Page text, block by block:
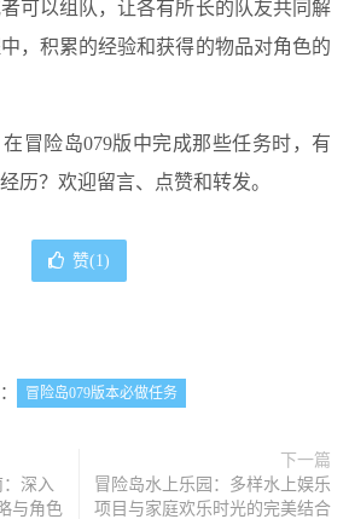
可以组队，让各有所长的队友共同解
，积累的经验和获得的物品对角色的
冒险岛079版中完成那些任务时，有
历？欢迎留言、点赞和转发。
赞(1 )
冒险岛079版本必做任务
深入
与角色
下一篇
冒险岛水上乐园：多样水上娱乐
项目与家庭欢乐时光的完美结合